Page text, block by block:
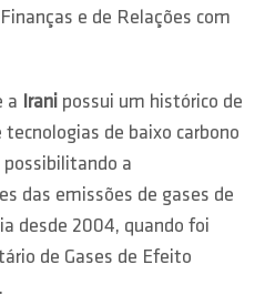
e de Relações com
a Irani possui um histórico de
de baixo carbono
possibilitando a
das emissões de gases de
desde 2004, quando foi
de Gases de Efeito